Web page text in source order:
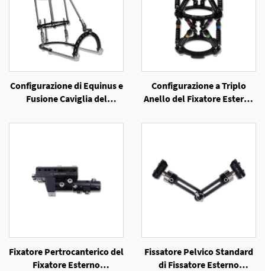
Configurazione di Equinus e
Fusione Caviglia del
Configurazione a Triplo
Anello del Fixatore Esterno
Fixatore Pertrocanterico del
Fixatore Esterno
Fissatore Pelvico Standard
di Fissatore Esterno